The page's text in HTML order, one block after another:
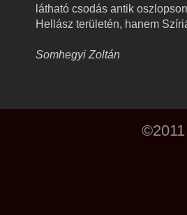
látható csodás antik
Hellász területén, hanem
Somhegyi Zoltán